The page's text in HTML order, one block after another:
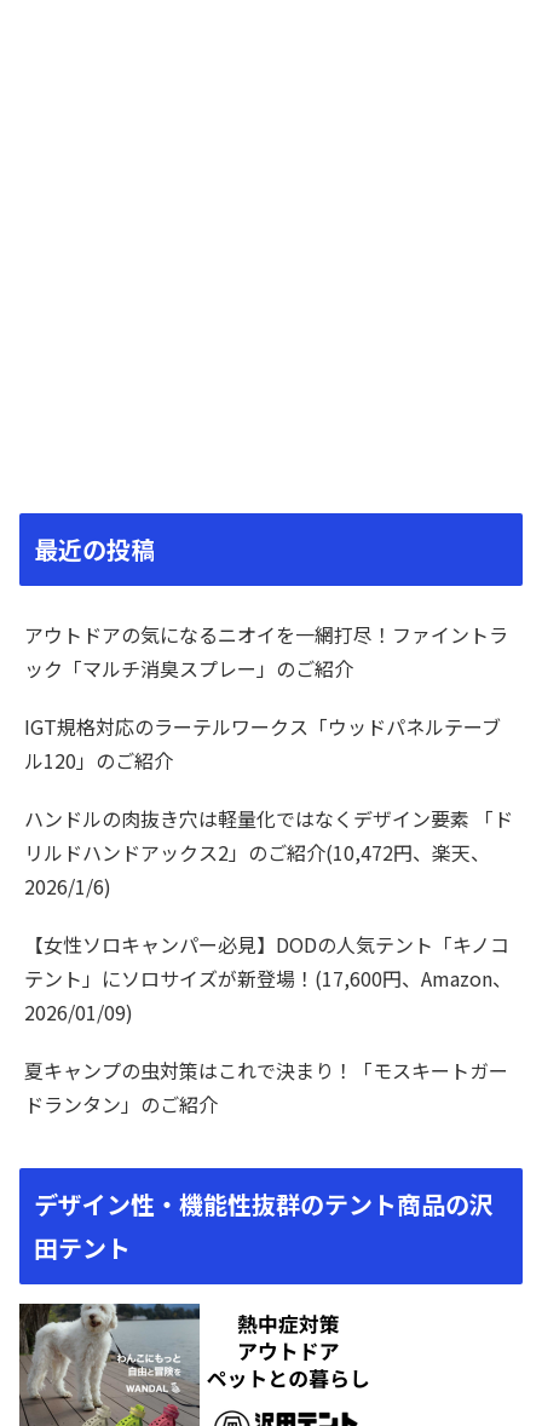
最近の投稿
アウトドアの気になるニオイを一網打尽！ファイントラ
ック「マルチ消臭スプレー」のご紹介
IGT規格対応のラーテルワークス「ウッドパネルテーブ
ル120」のご紹介
ハンドルの肉抜き穴は軽量化ではなくデザイン要素 「ド
リルドハンドアックス2」のご紹介(10,472円、楽天、
2026/1/6)
【女性ソロキャンパー必見】DODの人気テント「キノコ
テント」にソロサイズが新登場！(17,600円、Amazon、
2026/01/09)
夏キャンプの虫対策はこれで決まり！「モスキートガー
ドランタン」のご紹介
デザイン性・機能性抜群のテント商品の沢
田テント